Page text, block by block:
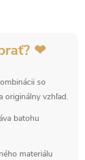
❤
so
originálny vzhľad.
batohu
materiálu